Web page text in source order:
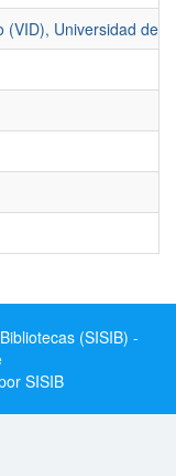
Universidad de
(SISIB) -
SISIB